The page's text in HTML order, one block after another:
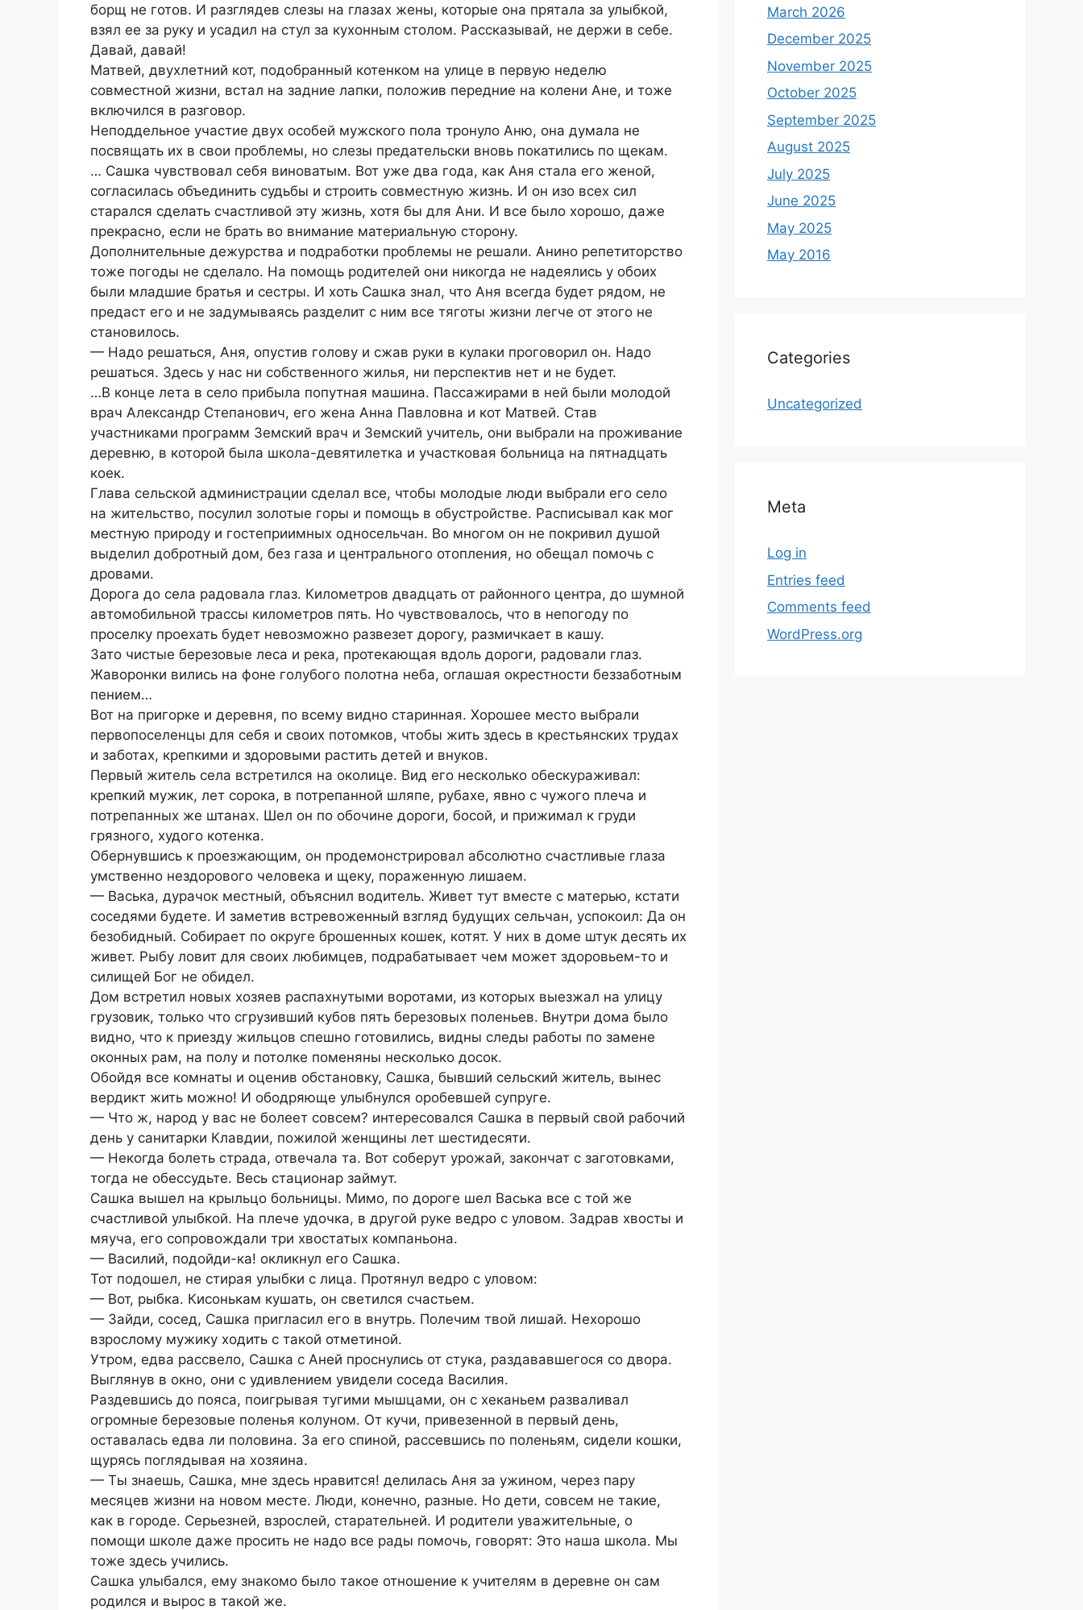
борщ не готов. И разглядев слезы на глазах жены, которые она прятала за улыбкой,
взял ее за руку и усадил на стул за кухонным столом. Рассказывай, не держи в себе.
Давай, давай!
Матвей, двухлетний кот, подобранный котенком на улице в первую неделю
совместной жизни, встал на задние лапки, положив передние на колени Ане, и тоже
включился в разговор.
Неподдельное участие двух особей мужского пола тронуло Аню, она думала не
посвящать их в свои проблемы, но слезы предательски вновь покатились по щекам.
… Сашка чувствовал себя виноватым. Вот уже два года, как Аня стала его женой,
согласилась объединить судьбы и строить совместную жизнь. И он изо всех сил
старался сделать счастливой эту жизнь, хотя бы для Ани. И все было хорошо, даже
прекрасно, если не брать во внимание материальную сторону.
Дополнительные дежурства и подработки проблемы не решали. Анино репетиторство
тоже погоды не сделало. На помощь родителей они никогда не надеялись у обоих
были младшие братья и сестры. И хоть Сашка знал, что Аня всегда будет рядом, не
предаст его и не задумываясь разделит с ним все тяготы жизни легче от этого не
становилось.
— Надо решаться, Аня, опустив голову и сжав руки в кулаки проговорил он. Надо
решаться. Здесь у нас ни собственного жилья, ни перспектив нет и не будет.
…В конце лета в село прибыла попутная машина. Пассажирами в ней были молодой
врач Александр Степанович, его жена Анна Павловна и кот Матвей. Став
участниками программ Земский врач и Земский учитель, они выбрали на проживание
деревню, в которой была школа-девятилетка и участковая больница на пятнадцать
коек.
Глава сельской администрации сделал все, чтобы молодые люди выбрали его село
на жительство, посулил золотые горы и помощь в обустройстве. Расписывал как мог
местную природу и гостеприимных односельчан. Во многом он не покривил душой
выделил добротный дом, без газа и центрального отопления, но обещал помочь с
дровами.
Дорога до села радовала глаз. Километров двадцать от районного центра, до шумной
автомобильной трассы километров пять. Но чувствовалось, что в непогоду по
проселку проехать будет невозможно развезет дорогу, размичкает в кашу.
Зато чистые березовые леса и река, протекающая вдоль дороги, радовали глаз.
Жаворонки вились на фоне голубого полотна неба, оглашая окрестности беззаботным
пением…
Вот на пригорке и деревня, по всему видно старинная. Хорошее место выбрали
первопоселенцы для себя и своих потомков, чтобы жить здесь в крестьянских трудах
и заботах, крепкими и здоровыми растить детей и внуков.
Первый житель села встретился на околице. Вид его несколько обескураживал:
крепкий мужик, лет сорока, в потрепанной шляпе, рубахе, явно с чужого плеча и
потрепанных же штанах. Шел он по обочине дороги, босой, и прижимал к груди
грязного, худого котенка.
Обернувшись к проезжающим, он продемонстрировал абсолютно счастливые глаза
умственно нездорового человека и щеку, пораженную лишаем.
— Васька, дурачок местный, объяснил водитель. Живет тут вместе с матерью, кстати
соседями будете. И заметив встревоженный взгляд будущих сельчан, успокоил: Да он
безобидный. Собирает по округе брошенных кошек, котят. У них в доме штук десять их
живет. Рыбу ловит для своих любимцев, подрабатывает чем может здоровьем-то и
силищей Бог не обидел.
Дом встретил новых хозяев распахнутыми воротами, из которых выезжал на улицу
грузовик, только что сгрузивший кубов пять березовых поленьев. Внутри дома было
видно, что к приезду жильцов спешно готовились, видны следы работы по замене
оконных рам, на полу и потолке поменяны несколько досок.
Обойдя все комнаты и оценив обстановку, Сашка, бывший сельский житель, вынес
вердикт жить можно! И ободряюще улыбнулся оробевшей супруге.
— Что ж, народ у вас не болеет совсем? интересовался Сашка в первый свой рабочий
день у санитарки Клавдии, пожилой женщины лет шестидесяти.
— Некогда болеть страда, отвечала та. Вот соберут урожай, закончат с заготовками,
тогда не обессудьте. Весь стационар займут.
Сашка вышел на крыльцо больницы. Мимо, по дороге шел Васька все с той же
счастливой улыбкой. На плече удочка, в другой руке ведро с уловом. Задрав хвосты и
мяуча, его сопровождали три хвостатых компаньона.
— Василий, подойди-ка! окликнул его Сашка.
Тот подошел, не стирая улыбки с лица. Протянул ведро с уловом:
— Вот, рыбка. Кисонькам кушать, он светился счастьем.
— Зайди, сосед, Сашка пригласил его в внутрь. Полечим твой лишай. Нехорошо
взрослому мужику ходить с такой отметиной.
Утром, едва рассвело, Сашка с Аней проснулись от стука, раздававшегося со двора.
Выглянув в окно, они с удивлением увидели соседа Василия.
Раздевшись до пояса, поигрывая тугими мышцами, он с хеканьем разваливал
огромные березовые поленья колуном. От кучи, привезенной в первый день,
оставалась едва ли половина. За его спиной, рассевшись по поленьям, сидели кошки,
щурясь поглядывая на хозяина.
— Ты знаешь, Сашка, мне здесь нравится! делилась Аня за ужином, через пару
месяцев жизни на новом месте. Люди, конечно, разные. Но дети, совсем не такие,
как в городе. Серьезней, взрослей, старательней. И родители уважительные, о
помощи школе даже просить не надо все рады помочь, говорят: Это наша школа. Мы
тоже здесь учились.
Сашка улыбался, ему знакомо было такое отношение к учителям в деревне он сам
родился и вырос в такой же.
March 2026
December 2025
November 2025
October 2025
September 2025
August 2025
July 2025
June 2025
May 2025
May 2016
Categories
Uncategorized
Meta
Log in
Entries feed
Comments feed
WordPress.org